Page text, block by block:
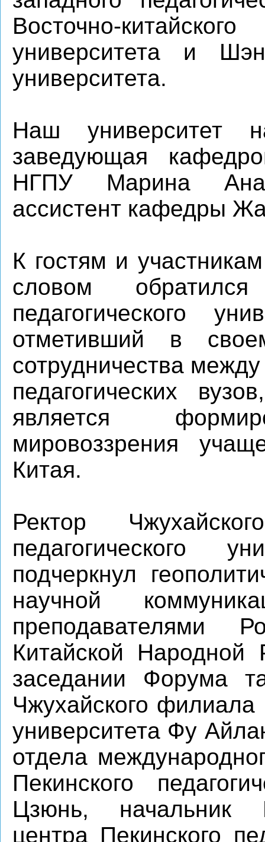
Восточно-
университета и
университета.
Наш университет
заведующая
НГПУ Марина
ассистент кафедры
К гостям и
словом
педагогического
отметивший в
сотрудничества
педагогических
является
мировоззрения
Китая.
Ректор
педагогического
подчеркнул
научной
преподавателями
Китайской Народной
заседании Форума
Чжухайского филиала
университета Фу
отдела
Пекинского
Цзюнь, начальник
центра Пекинского